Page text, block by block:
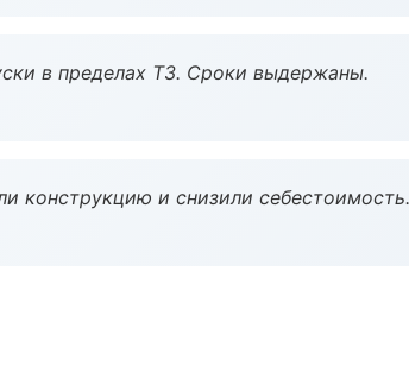
в пределах ТЗ. Сроки выдержаны.
конструкцию и снизили себестоимость.